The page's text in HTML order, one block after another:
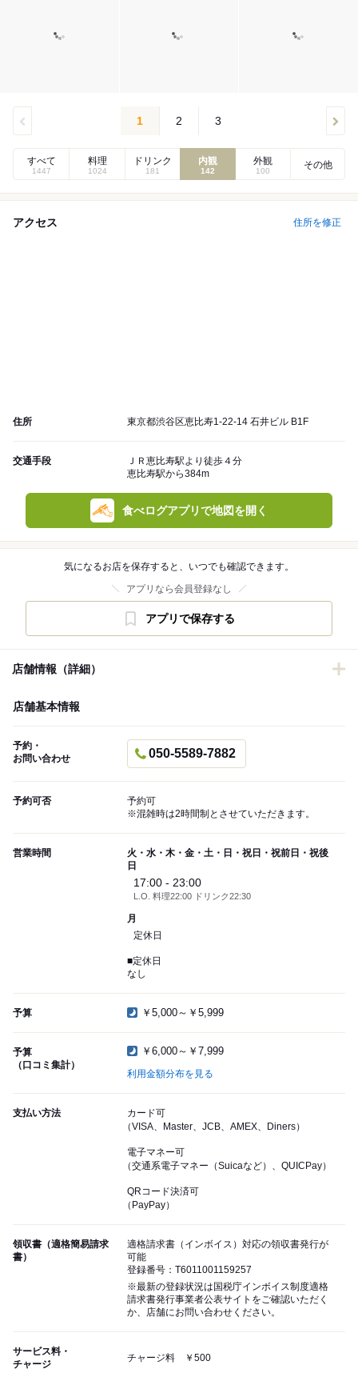
1 2 3
すべて
1447
料理
1024
ドリンク
181
内観
142
外観
100
その他
アクセス 住所を修正
住所 東京都渋谷区恵比寿1-22-14 石井ビル B1F
交通手段
ＪＲ恵比寿駅より徒歩４分
恵比寿駅から384m
食べログアプリで地図を開く
気になるお店を保存すると、いつでも確認できます。
アプリなら会員登録なし
アプリで保存する
店舗情報（詳細）
店舗基本情報
予約・
お問い合わせ
050-5589-7882
予約可否
予約可
※混雑時は2時間制とさせていただきます。
営業時間
火・水・木・金・土・日・祝日・祝前日・祝後
日
17:00 - 23:00
L.O. 料理22:00 ドリンク22:30
月
定休日
■定休日
なし
予算 ￥5,000～￥5,999
予算
（口コミ集計）
￥6,000～￥7,999
利用金額分布を見る
支払い方法
カード可
（VISA、Master、JCB、AMEX、Diners）
電子マネー可
（交通系電子マネー（Suicaなど）、QUICPay）
QRコード決済可
（PayPay）
領収書（適格簡易請求
書）
適格請求書（インボイス）対応の領収書発行が
可能
登録番号：T6011001159257
※最新の登録状況は国税庁インボイス制度適格
請求書発行事業者公表サイトをご確認いただく
か、店舗にお問い合わせください。
サービス料・
チャージ
チャージ料 ￥500